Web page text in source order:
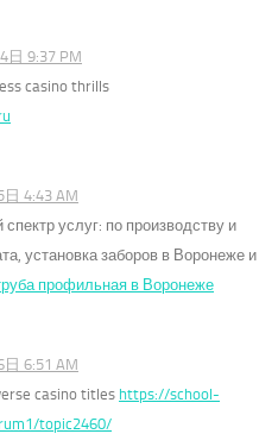
日 9:37 PM
casino thrills
4:43 AM
услуг: по производству и
установка заборов в Воронеже и
профильная в Воронеже
6:51 AM
casino titles https://school-
topic2460/